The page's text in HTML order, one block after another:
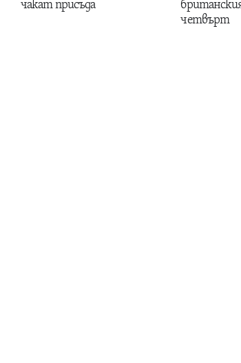
чакат присъда
четвърт